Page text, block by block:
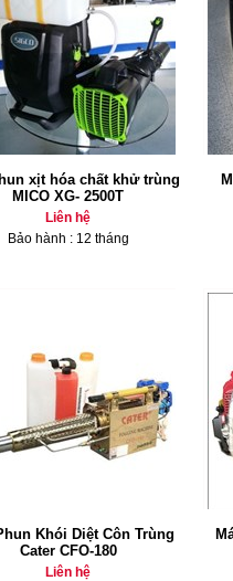
xịt hóa chất khử trùng
MICO XG- 2500T
Liên hệ
Bảo hành : 12 tháng
Khói Diệt Côn Trùng
Cater CFO-180
Liên hệ